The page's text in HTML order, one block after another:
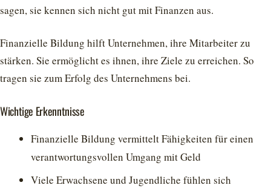
sagen, sie kennen sich nicht gut mit Finanzen aus.
Finanzielle Bildung hilft Unternehmen, ihre Mitarbeiter zu
stärken. Sie ermöglicht es ihnen, ihre Ziele zu erreichen. So
tragen sie zum Erfolg des Unternehmens bei.
Wichtige Erkenntnisse
Finanzielle Bildung vermittelt Fähigkeiten für einen
verantwortungsvollen Umgang mit Geld
Viele Erwachsene und Jugendliche fühlen sich